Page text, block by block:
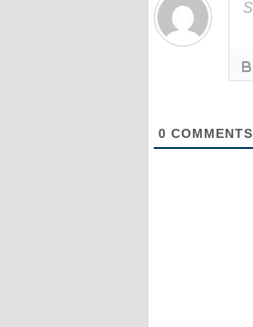
0 COMMENTS